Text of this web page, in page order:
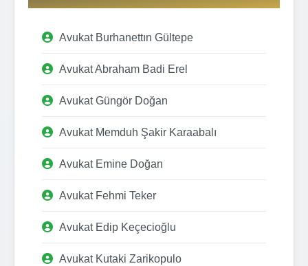
Avukat Burhanettın Gültepe
Avukat Abraham Badi Erel
Avukat Güngör Doğan
Avukat Memduh Şakir Karaabalı
Avukat Emine Doğan
Avukat Fehmi Teker
Avukat Edip Keçecioğlu
Avukat Kutaki Zarikopulo